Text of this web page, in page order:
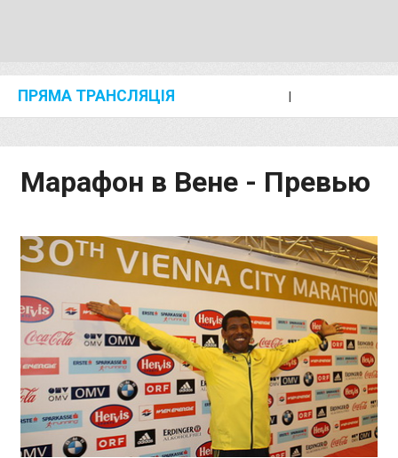
ПРЯМА ТРАНСЛЯЦІЯ I
Марафон в Вене - Превью